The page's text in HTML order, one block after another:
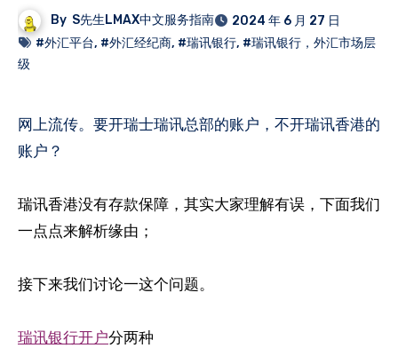
By S先生LMAX中文服务指南
2024 年 6 月 27 日
#外汇平台, #外汇经纪商, #瑞讯银行, #瑞讯银行，外汇市场层
级
网上流传。要开瑞士瑞讯总部的账户，不开瑞讯香港的
账户？
瑞讯香港没有存款保障，其实大家理解有误，下面我们
一点点来解析缘由；
接下来我们讨论一这个问题。
瑞讯银行开户分两种